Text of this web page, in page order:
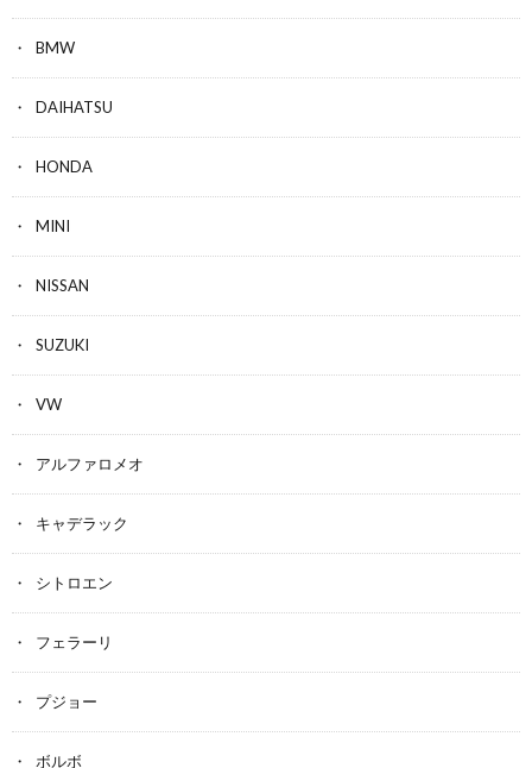
BMW
DAIHATSU
HONDA
MINI
NISSAN
SUZUKI
VW
アルファロメオ
キャデラック
シトロエン
フェラーリ
プジョー
ボルボ